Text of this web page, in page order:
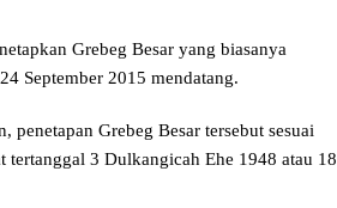
Grebeg Besar yang biasanya
September 2015 mendatang.
Grebeg Besar tersebut sesuai
3 Dulkangicah Ehe 1948 atau 18